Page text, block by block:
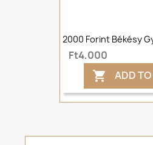
2000 Forint Békésy
Ft4,000
 ADD